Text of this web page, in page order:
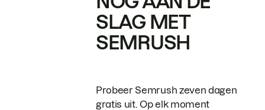
SLAG MET
SEMRUSH
Probeer Semrush zeven dagen
gratis uit. Op elk moment